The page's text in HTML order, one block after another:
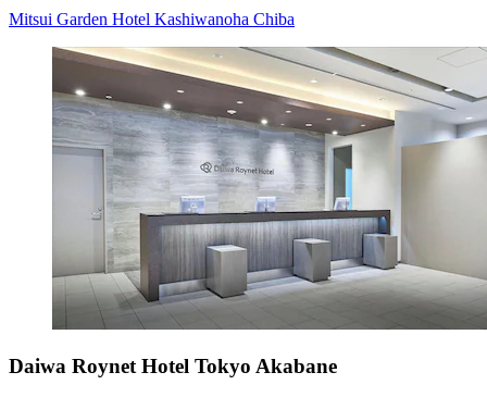
Mitsui Garden Hotel Kashiwanoha Chiba
Daiwa Roynet Hotel Tokyo Akabane